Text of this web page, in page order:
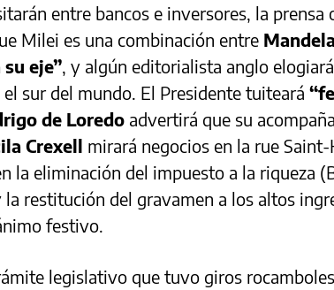
entre bancos e inversores, la prensa
Milei es una combinación entre
su eje”, y algún editorialista anglo
sur del mundo. El Presidente tuiteará
de Loredo advertirá que su
Crexell mirará negocios en la rue
la eliminación del impuesto a la riqueza
la restitución del gravamen a los altos
festivo.
legislativo que tuvo giros